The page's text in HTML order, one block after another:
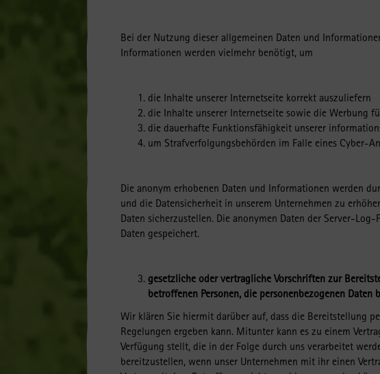
Bei der Nutzung dieser allgemeinen Daten und
Informationen werden vielmehr benötigt, um
die Inhalte unserer Internetseite korrekt auszuliefern
die Inhalte unserer Internetseite sowie die Werbung
die dauerhafte Funktionsfähigkeit unserer
um Strafverfolgungsbehörden im Falle eines Cyber-
Die anonym erhobenen Daten und Informationen werden
und die Datensicherheit in unserem Unternehmen zu
Daten sicherzustellen. Die anonymen Daten der Server-
Daten gespeichert.
gesetzliche oder vertragliche Vorschriften zur
betroffenen Personen, die personenbezogenen
Wir klären Sie hiermit darüber auf, dass die Bereitstellung
Regelungen ergeben kann. Mitunter kann es zu einem
Verfügung stellt, die in der Folge durch uns verarbeitet
bereitzustellen, wenn unser Unternehmen mit ihr einen